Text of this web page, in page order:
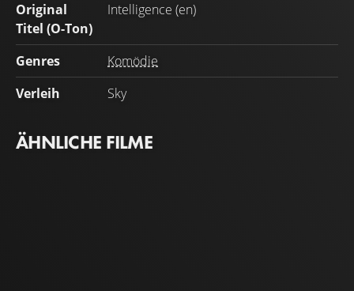
Original
Titel (O-Ton)
Intelligence (en)
Genres
Komödie
Verleih
Sky
ÄHNLICHE FILME